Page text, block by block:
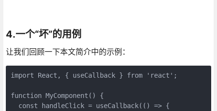
4.一个“坏”的用例
让我们回顾一下本文简介中的示例：
import React, { useCallback } from 'react';
function MyComponent() {
  const handleClick = useCallback(() => {